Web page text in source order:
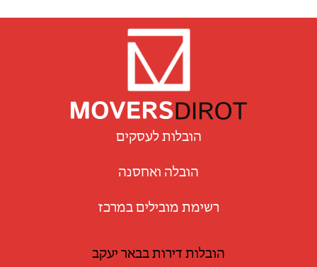
הובלות לעסקים
הובלה ואחסנה
רשימת מובילים במרכז
הובלות דירות בבאר יעקב